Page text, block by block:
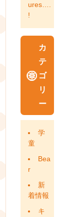
ures….
!
カ
テ
ゴ
リ
ー
学
童
Bea
r
新
着情報
キ